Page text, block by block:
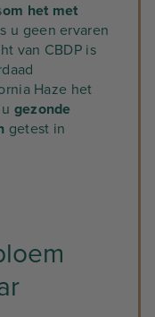
om het met
u geen ervaren
van CBDP is
Haze het
gezonde
getest in